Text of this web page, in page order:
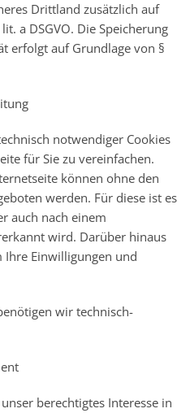
Drittland zusätzlich auf
a DSGVO. Die Speicherung
erfolgt auf Grundlage von §
notwendiger Cookies
für Sie zu vereinfachen.
können ohne den
werden. Für diese ist es
auch nach einem
wird. Darüber hinaus
Einwilligungen und
wir technisch-
berechtigtes Interesse in